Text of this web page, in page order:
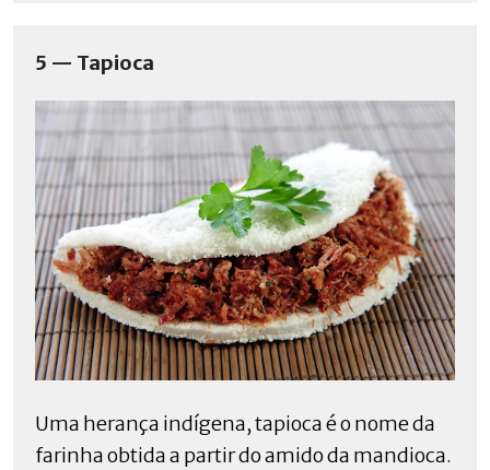
5 — Tapioca
Uma herança indígena, tapioca é o nome da
farinha obtida a partir do amido da mandioca.